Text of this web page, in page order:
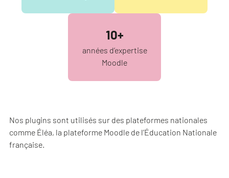
10+
années d’expertise
Moodle
Nos plugins sont utilisés sur des plateformes nationales
comme Éléa, la plateforme Moodle de l’Éducation Nationale
française.